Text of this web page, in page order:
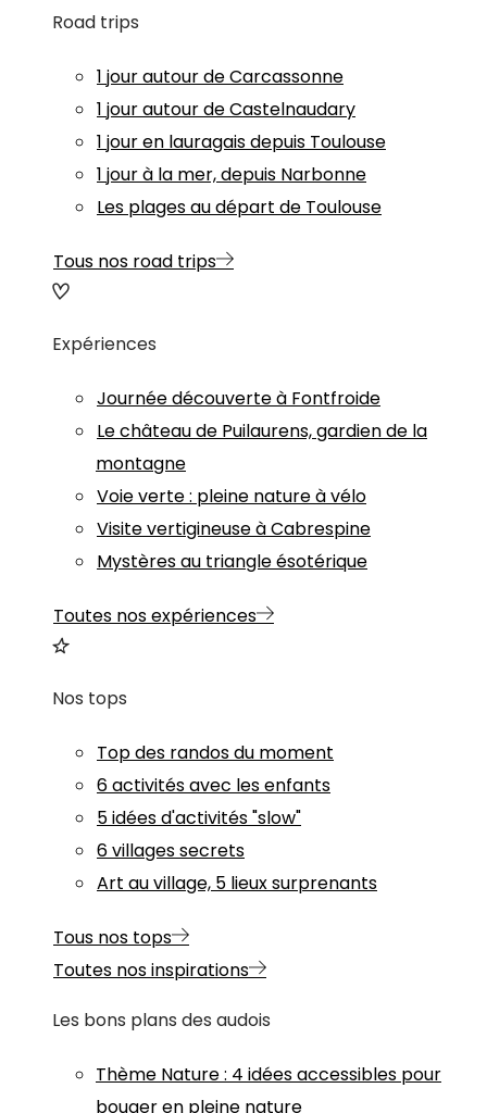
Road trips
1 jour autour de Carcassonne
1 jour autour de Castelnaudary
1 jour en lauragais depuis Toulouse
1 jour à la mer, depuis Narbonne
Les plages au départ de Toulouse
Tous nos road trips
Expériences
Journée découverte à Fontfroide
Le château de Puilaurens, gardien de la
montagne
Voie verte : pleine nature à vélo
Visite vertigineuse à Cabrespine
Mystères au triangle ésotérique
Toutes nos expériences
Nos tops
Top des randos du moment
6 activités avec les enfants
5 idées d'activités "slow"
6 villages secrets
Art au village, 5 lieux surprenants
Tous nos tops
Toutes nos inspirations
Les bons plans des audois
Thème Nature: 4 idées accessibles pour
bouger en pleine nature